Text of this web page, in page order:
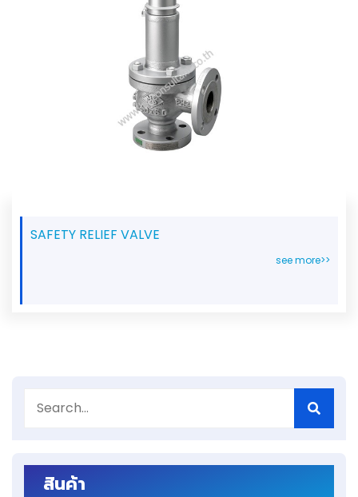
สินค้า
SAFETY RELIEF VALVE
see more>>